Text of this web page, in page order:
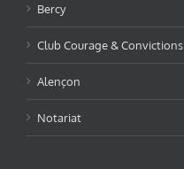
Bercy
Club Courage & Convictions
Alençon
Notariat